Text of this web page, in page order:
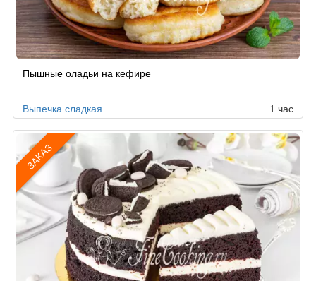
Пышные оладьи на кефире
Выпечка сладкая 1 час
ЗАКАЗ